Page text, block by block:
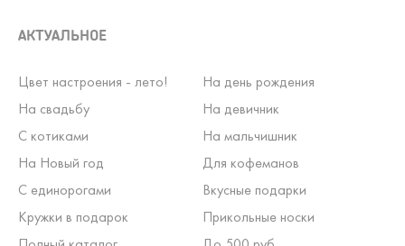
АКТУАЛЬНОЕ
Цвет настроения - лето!
На день рождения
На свадьбу
На девичник
С котиками
На мальчишник
На Новый год
Для кофеманов
С единорогами
Вкусные подарки
Кружки в подарок
Прикольные носки